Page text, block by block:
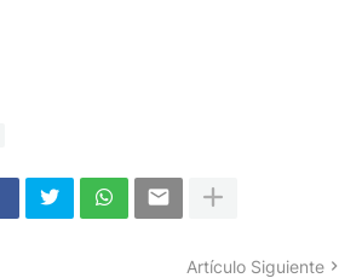
Artículo Siguiente